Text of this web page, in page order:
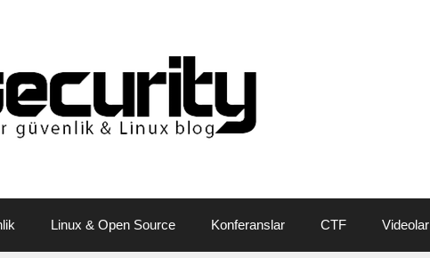
Linux & Open Source Konferanslar CTF Videolar